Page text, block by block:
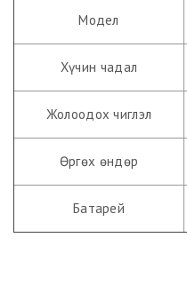
Модел
Хүчин чадал
Жолоодох чиглэл
Өргөх өндөр
Батарей